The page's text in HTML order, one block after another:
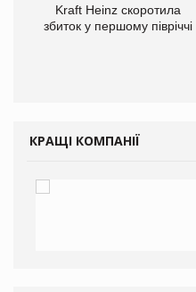
Kraft Heinz скоротила
збиток у першому півріччі
КРАЩІ КОМПАНІЇ